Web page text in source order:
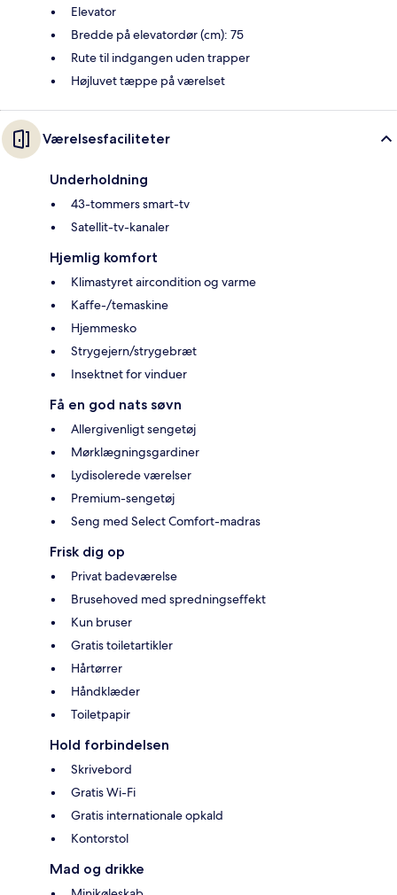
Elevator
Bredde på elevatordør (cm): 75
Rute til indgangen uden trapper
Højluvet tæppe på værelset
Værelsesfaciliteter
Underholdning
43-tommers smart-tv
Satellit-tv-kanaler
Hjemlig komfort
Klimastyret aircondition og varme
Kaffe-/temaskine
Hjemmesko
Strygejern/strygebræt
Insektnet for vinduer
Få en god nats søvn
Allergivenligt sengetøj
Mørklægningsgardiner
Lydisolerede værelser
Premium-sengetøj
Seng med Select Comfort-madras
Frisk dig op
Privat badeværelse
Brusehoved med spredningseffekt
Kun bruser
Gratis toiletartikler
Hårtørrer
Håndklæder
Toiletpapir
Hold forbindelsen
Skrivebord
Gratis Wi-Fi
Gratis internationale opkald
Kontorstol
Mad og drikke